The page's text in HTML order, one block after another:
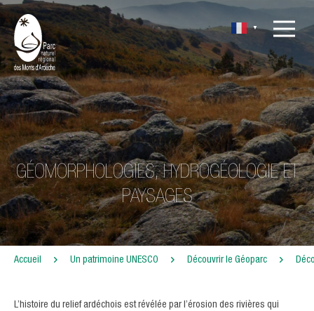
▼
GÉOMORPHOLOGIES, HYDROGÉOLOGIE ET
PAYSAGES
Accueil Un patrimoine UNESCO Découvrir le Géoparc
L’histoire du relief ardéchois est révélée par l’érosion des rivières qui